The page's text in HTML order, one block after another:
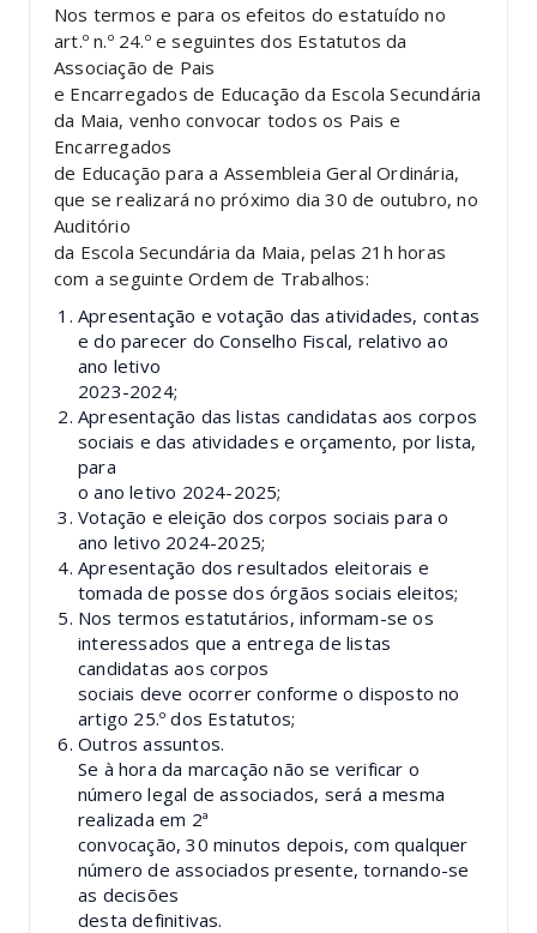
Nos termos e para os efeitos do estatuído no
art.º n.º 24.º e seguintes dos Estatutos da
Associação de Pais
e Encarregados de Educação da Escola Secundária
da Maia, venho convocar todos os Pais e
Encarregados
de Educação para a Assembleia Geral Ordinária,
que se realizará no próximo dia 30 de outubro, no
Auditório
da Escola Secundária da Maia, pelas 21h horas
com a seguinte Ordem de Trabalhos:
Apresentação e votação das atividades, contas
e do parecer do Conselho Fiscal, relativo ao
ano letivo
2023-2024;
Apresentação das listas candidatas aos corpos
sociais e das atividades e orçamento, por lista,
para
o ano letivo 2024-2025;
Votação e eleição dos corpos sociais para o
ano letivo 2024-2025;
Apresentação dos resultados eleitorais e
tomada de posse dos órgãos sociais eleitos;
Nos termos estatutários, informam-se os
interessados que a entrega de listas
candidatas aos corpos
sociais deve ocorrer conforme o disposto no
artigo 25.º dos Estatutos;
Outros assuntos.
Se à hora da marcação não se verificar o
número legal de associados, será a mesma
realizada em 2ª
convocação, 30 minutos depois, com qualquer
número de associados presente, tornando-se
as decisões
desta definitivas.